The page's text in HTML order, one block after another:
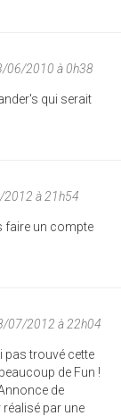
06/2010 à 0h38
qui serait
à 21h54
faire un compte
07/2012 à 22h04
pas trouvé cette
de Fun !
de
par une